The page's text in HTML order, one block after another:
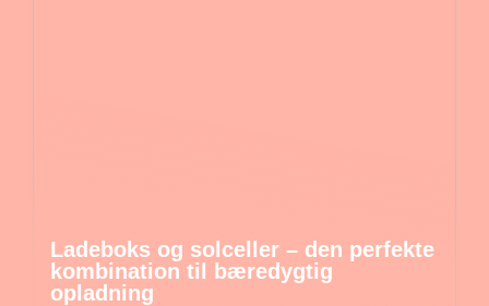
Ladeboks og solceller – den perfekte
kombination til bæredygtig
opladning